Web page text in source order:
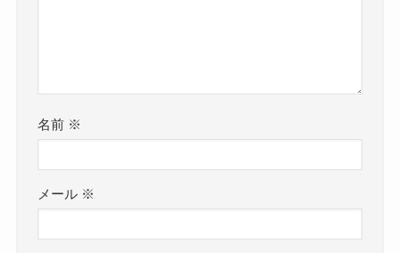
名前 ※
メール ※